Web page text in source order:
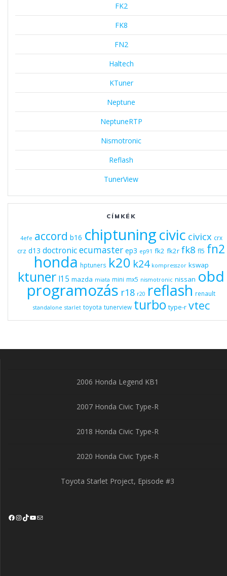
FK2
FK8
FN2
Haltech
KTuner
Neptune
NeptuneRTP
Nismotronic
Reflash
TunerView
CÍMKÉK
4efe accord b16 chiptuningcivic civicx crx
crz d13 doctronicecumaster ep3 ep91 fk2 fk2r fk8 fl5 fn2
honda hptuners k20 k24 kompresszor kswap
ktuner l15 mazda miata mini mx5 nismotronic nissan obd
programozás r18 r20 reflash renault
standalone starlet toyota tunerview turbo type-r vtec
2006 Honda Legend KB1
2007 Honda Civic Type-R
2018 Honda Civic Type-R
2020 Honda Civic Type-R
Toyota Starlet Project, Episode #3
Facebook
Instagram
TikTok
YouTube
Mail